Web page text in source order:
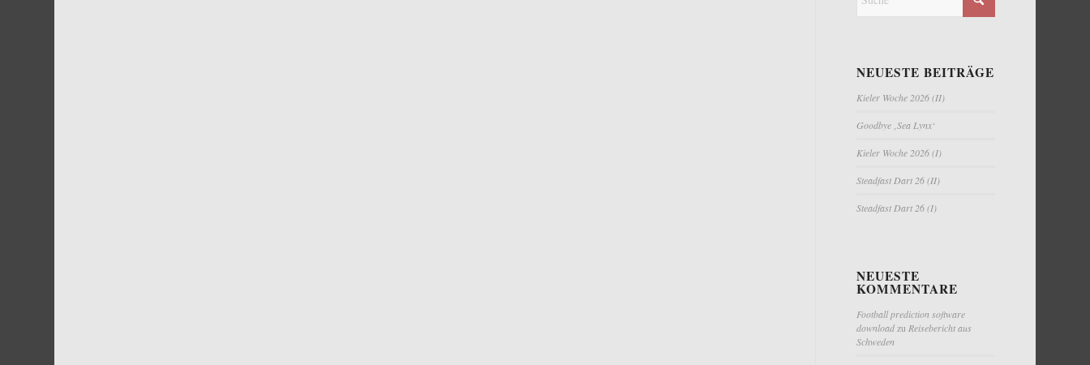
NEUESTE BEITRÄGE
Kieler Woche 2026 (II)
Goodbye ‚Sea Lynx‘
Kieler Woche 2026 (I)
Steadfast Dart 26 (II)
Steadfast Dart 26 (I)
NEUESTE
KOMMENTARE
Football prediction software
downloadzu Reisebericht aus
Schweden